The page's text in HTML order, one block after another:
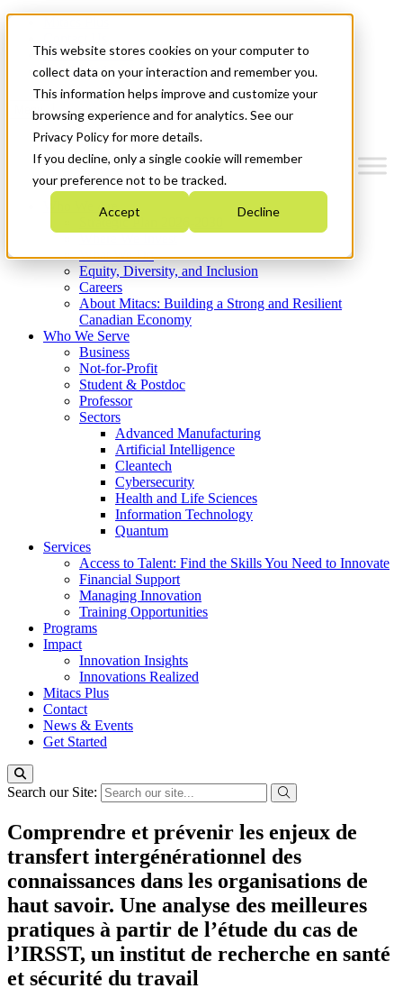
This website stores cookies on your computer to
collect data on your interaction and remember you.
This information helps improve and customize your
browsing experience and for analytics. See our
Privacy Policy for more details.
If you decline, only a single cookie will remember
your preference not to be tracked.
Accept Decline
News & Events
Get Started
Menu
Who We Are
Strategic Plan 2026-2030
What We Do
Equity, Diversity, and Inclusion
Careers
About Mitacs: Building a Strong and Resilient
Canadian Economy
Who We Serve
Business
Not-for-Profit
Student & Postdoc
Professor
Sectors
Advanced Manufacturing
Artificial Intelligence
Cleantech
Cybersecurity
Health and Life Sciences
Information Technology
Quantum
Services
Access to Talent: Find the Skills You Need to Innovate
Financial Support
Managing Innovation
Training Opportunities
Programs
Impact
Innovation Insights
Innovations Realized
Mitacs Plus
Contact
News & Events
Get Started
Search our Site:
Comprendre et prévenir les enjeux de
transfert intergénérationnel des
connaissances dans les organisations de
haut savoir. Une analyse des meilleures
pratiques à partir de l’étude du cas de
l’IRSST, un institut de recherche en santé
et sécurité du travail